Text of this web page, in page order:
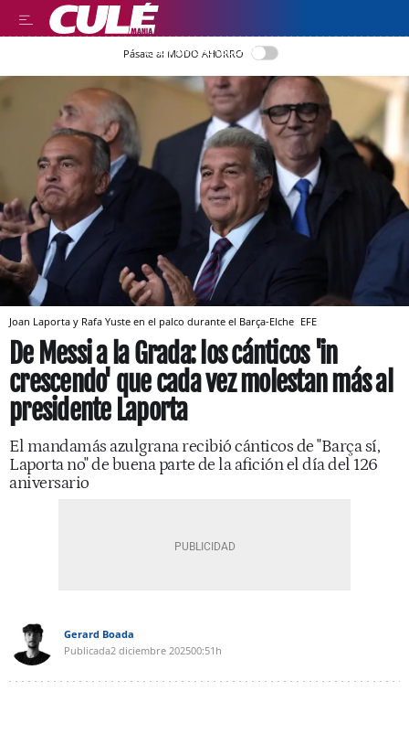
LEER EN CASTELLANO
Pásate al MODO AHORRO
Joan Laporta y Rafa Yuste en el palco durante el Barça-Elche EFE
De Messi a la Grada: los cánticos 'in
crescendo' que cada vez molestan más al
presidente Laporta
El mandamás azulgrana recibió cánticos de "Barça sí,
Laporta no" de buena parte de la afición el día del 126
aniversario
Gerard Boada
Publicada2 diciembre 202500:51h